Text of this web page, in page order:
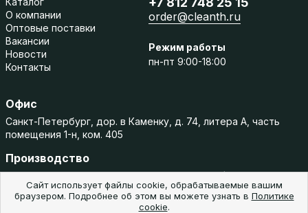
О компании
Оптовые поставки
Вакансии
Новости
Контакты
order@cleanth.ru
Режим работы
пн-пт 9:00-18:00
Офис
Санкт-Петербург, дор. в Каменку, д. 74, литера А, часть
помещения 1-н, ком. 405
Производство
Ленинградская область, Тосненский район, Фёдоровское
городское поселение, Средняя, 9
Сайт использует файлы cookie, обрабатываемые вашим
браузером. Подробнее об этом вы можете узнать в Политике
cookie.